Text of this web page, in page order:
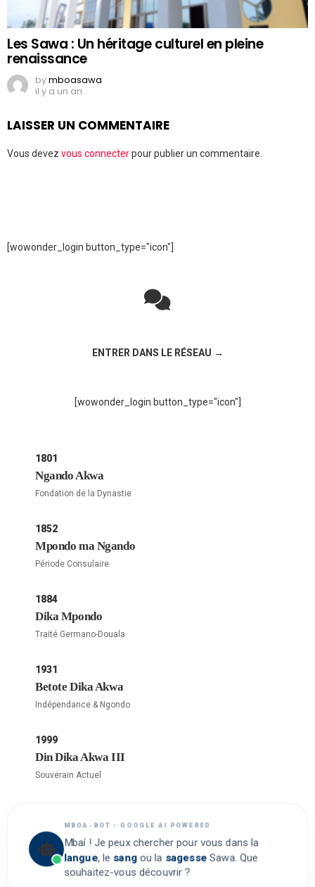
Les Sawa : Un héritage culturel en pleine
renaissance
bymboasawa
il y a un an
LAISSER UN COMMENTAIRE
Vous devez vous connecterpour publier un commentaire.
[wowonder_login button_type="icon"]
ENTRER DANS LE RÉSEAU →
[wowonder_login button_type="icon"]
1801
Ngando Akwa
Fondation de la Dynastie
1852
Mpondo ma Ngando
Période Consulaire
1884
Dika Mpondo
Traité Germano-Douala
1931
Betote Dika Akwa
Indépendance & Ngondo
1999
Din Dika Akwa III
Souverain Actuel
MBOA-BOT • GOOGLE AI POWERED
Mbaí ! Je peux chercher pour vous dans la
langue, le sangou la sagesse Sawa. Que
souhaitez-vous découvrir ?